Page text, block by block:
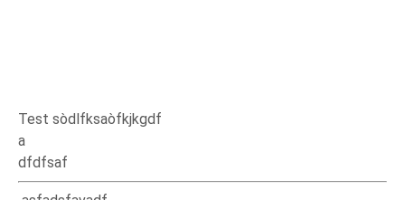
Test sòdlfksaòfkjkgdf
a
dfdfsaf